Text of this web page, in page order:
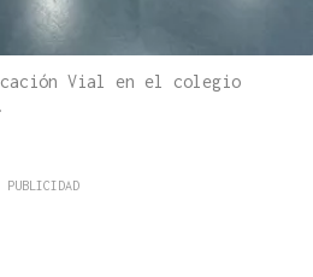
Vial en el colegio